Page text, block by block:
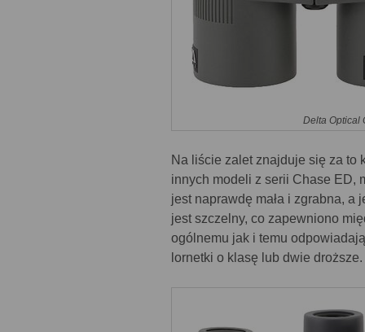
Delta Optical
Na liście zalet znajduje się za to
innych modeli z serii Chase ED,
jest naprawdę mała i zgrabna,
jest szczelny, co zapewniono
ogólnemu jak i temu
lornetki o klasę lub dwie droższe.